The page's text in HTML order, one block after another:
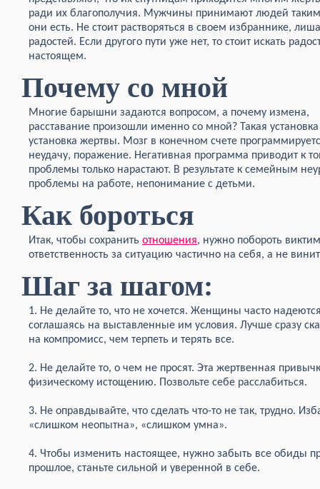
ради их благополучия. Мужчины принимают людей
они есть. Не стоит растворяться в своем избраннике,
радостей. Если другого пути уже нет, то стоит искать
настоящем.
Почему со мной
Многие барышни задаются вопросом, а почему измена,
расставание произошли именно со мной? Такая
установка жертвы. Мозг в конечном счете
неудачу, поражение. Негативная программа приводит к
проблемы только нарастают. В результате к семейным
проблемы на работе, непонимание с детьми.
Как бороться
Итак, чтобы сохранить отношения, нужно побороть
ответственность за ситуацию частично на себя, а не
Шаг за шагом:
1. Не делайте то, что не хочется. Женщины часто
соглашаясь на выставленные им условия. Лучше сразу
на компромисс, чем терпеть и терять все.
2. Не делайте то, о чем не просят. Эта жертвенная
физическому истощению. Позвольте себе расслабиться.
3. Не оправдывайте, что сделать что-то не так, трудно.
«слишком неопытна», «слишком умна».
4. Чтобы изменить настоящее, нужно забыть все обиды
прошлое, станьте сильной и уверенной в себе.